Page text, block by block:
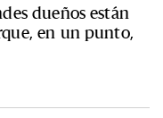
dueños están
en un punto,